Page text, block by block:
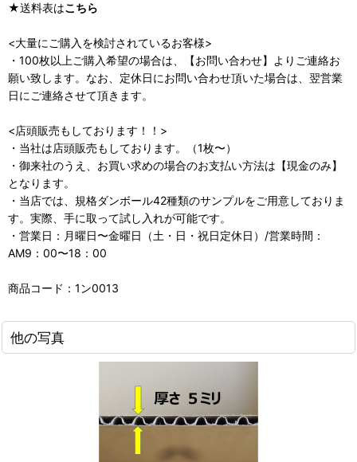
★送料表はこちら
<大量にご購入を検討されているお客様>
・100枚以上ご購入希望の場合は、【お問い合わせ】よりご連絡お
願い致します。なお、定休日にお問い合わせ頂いた場合は、翌営業
日にご連絡させて頂きます。
<店頭販売もしております！！>
・当社は店頭販売もしております。（1枚〜）
・御来社のうえ、お買い求めの場合のお支払い方法は【現金のみ】
となります。
・当店では、規格ダンボール42種類のサンプルをご用意しておりま
す。実際、手に取って試し入れが可能です。
・営業日：月曜日〜金曜日（土・日・祝日定休日）/営業時間：
AM9：00〜18：00
商品コード：1ン0013
他の写真